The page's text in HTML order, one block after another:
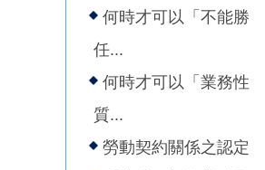
何時才可以「不能勝
任...
何時才可以「業務性
質...
勞動契約關係之認定